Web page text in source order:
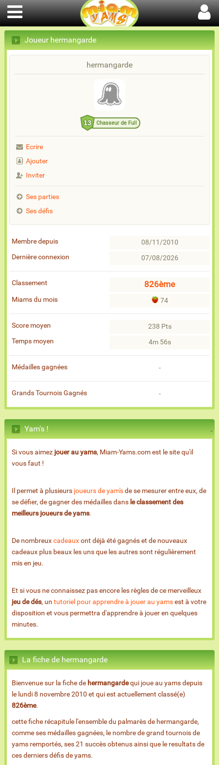
Joueur hermangarde
hermangarde
13 Chasseur de Full
Ecrire
Ajouter
Inviter
Ses parties
Ses défis
Membre depuis
08/11/2010
Dernière connexion
07/08/2026
Classement 826ème
Miams du mois 74
Score moyen
238 Pts
Temps moyen
4m 56s
Médailles gagnées -
Grands Tournois Gagnés -
Yam's !
Si vous aimez jouer au yams, Miam-Yams.com est le site qu'il
vous faut !
Il permet à plusieurs joueurs de yam'sde se mesurer entre eux, de
se défier, de gagner des médailles dans le classement des
meilleurs joueurs de yams.
De nombreuxcadeauxont déjà été gagnés et de nouveaux
cadeaux plus beaux les uns que les autres sont régulièrement
mis en jeu.
Et si vous ne connaissez pas encore les règles de ce merveilleux
jeu de dés, un tutoriel pour apprendre à jouer au yamsest à votre
disposition et vous permettra d'apprendre à jouer en quelques
minutes.
La fiche de hermangarde
Bienvenue sur la fiche de hermangardequi joue au yams depuis
le lundi 8 novembre 2010 et qui est actuellement classé(e)
826ème.
cette fiche récapitule l'ensemble du palmarès de hermangarde,
comme ses médailles gagnées, le nombre de grand tournois de
yams remportés, ses 21 succès obtenus ainsi que le resultats de
ces derniers défis de yams.